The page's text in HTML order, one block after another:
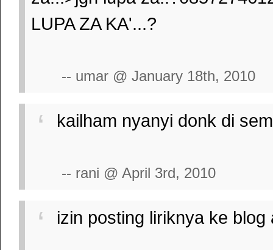
LUPA ZA KA'...?
-- umar @ January 18th, 2010
kailham nyanyi donk di
-- rani @ April 3rd, 2010
izin posting liriknya ke